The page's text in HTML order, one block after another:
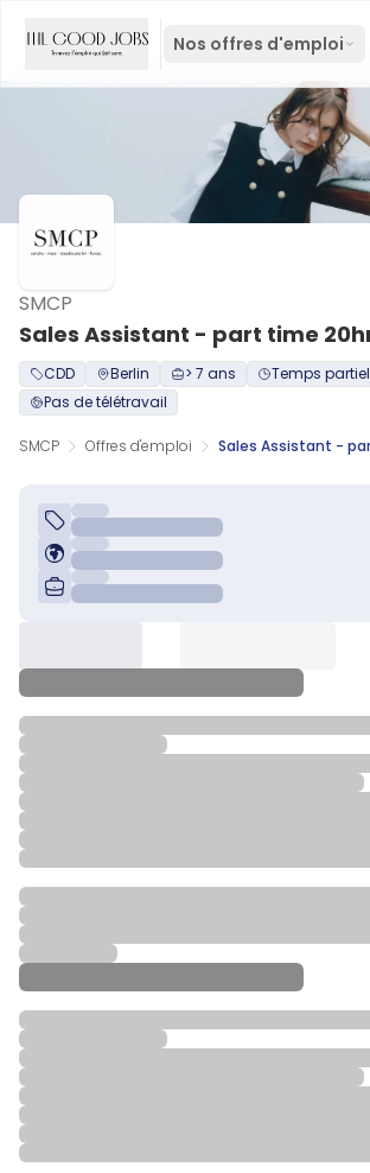
Nos offres d'emploi
SMCP
CDD Berlin > 7 ans
Temps partiel
Pas de télétravail
SMCP Offres d'emploi